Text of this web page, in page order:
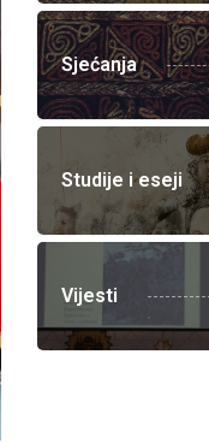
Sjećanja
Studije i eseji
Vijesti